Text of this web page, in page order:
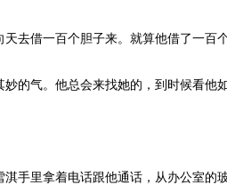
去借一百个胆子来。就算他借了一百
的气。他总会来找她的，到时候看他如
手里拿着电话跟他通话，从办公室的